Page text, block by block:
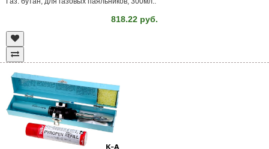
818.22 руб.